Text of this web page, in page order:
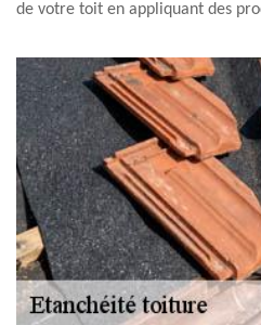
de votre toit en appliquant des